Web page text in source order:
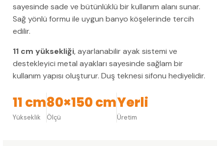
sayesinde sade ve bütünlüklü bir kullanım alanı sunar.
Sağ yönlü formu ile uygun banyo köşelerinde tercih
edilir.
11 cm yüksekliği, ayarlanabilir ayak sistemi ve
destekleyici metal ayakları sayesinde sağlam bir
kullanım yapısı oluşturur. Duş teknesi sifonu hediyelidir.
11 cm
Yükseklik
80×150 cm
Ölçü
Yerli
Üretim